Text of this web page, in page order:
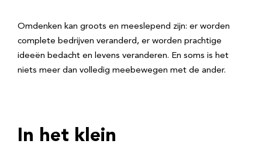
Omdenken kan groots en meeslepend zijn: er worden
complete bedrijven veranderd, er worden prachtige
ideeën bedacht en levens veranderen. En soms is het
niets meer dan volledig meebewegen met de ander.
In het klein